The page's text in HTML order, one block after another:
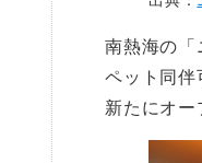
南熱海の
ペット同伴
新たにオー